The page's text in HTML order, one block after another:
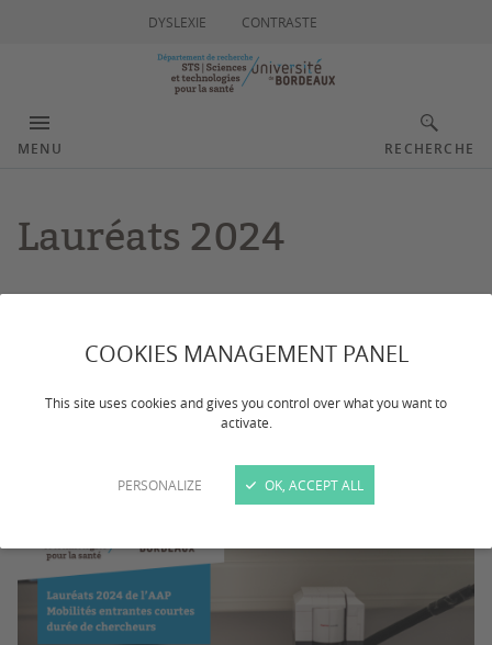
COOKIES MANAGEMENT PANEL
This site uses cookies and gives you control over what you want to
activate.
PERSONALIZE OK, ACCEPT ALL
DYSLEXIE CONTRASTE
MENU RECHERCHE
Lauréats 2024
courtes durée du département a permis d'accueillir 6
chercheurs internationaux au sein des équipes des